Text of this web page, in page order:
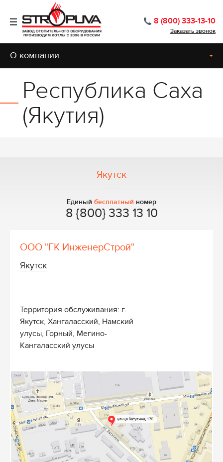
8 (800) 333-13-10
Заказать звонок
О компании
Республика Саха
(Якутия)
Якутск
Единый бесплатный номер
8 {800} 333 13 10
ООО "ГК ИнженерСтрой"
Якутск
Территория обслуживания: г.
Якутск, Хангаласский, Намский
улусы, Горный, Мегино-
Кангаласский улусы